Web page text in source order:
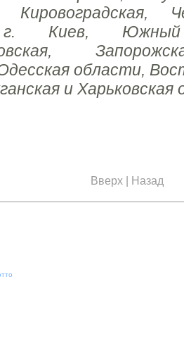
Кировоградская,
г. Киев, Южный
области,
и Харьковская
Вверх | Назад